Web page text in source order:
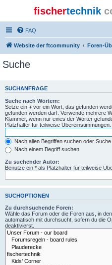
fischertechnik
FAQ
Website der ftcommunity Foren-
Suche
SUCHANFRAGE
Suche nach Wörtern:
Setze ein + vor ein Wort, das gefunden
gefunden werden darf. Verwende mehrere
Klammer, wenn nur eines der Wörter
Platzhalter für teilweise Übereinstimmungen.
Nach allen Begriffen suchen oder
Nach einem Begriff suchen
Zu suchender Autor:
Benutze ein * als Platzhalter für teilweise
SUCHOPTIONEN
Zu durchsuchende Foren:
Wähle das Forum oder die Foren aus, in
automatisch mit durchsucht, sofern du die
deaktivierst.